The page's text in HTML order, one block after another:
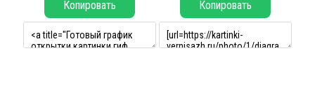
Копировать Копировать